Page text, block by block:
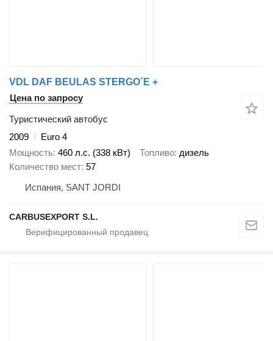
VDL DAF BEULAS STERGO´E +
Цена по запросу
Туристический автобус
2009
Euro 4
Мощность 460 л.с. (338 кВт) Топливо дизель
Количество мест 57
Испания, SANT JORDI
CARBUSEXPORT S.L.